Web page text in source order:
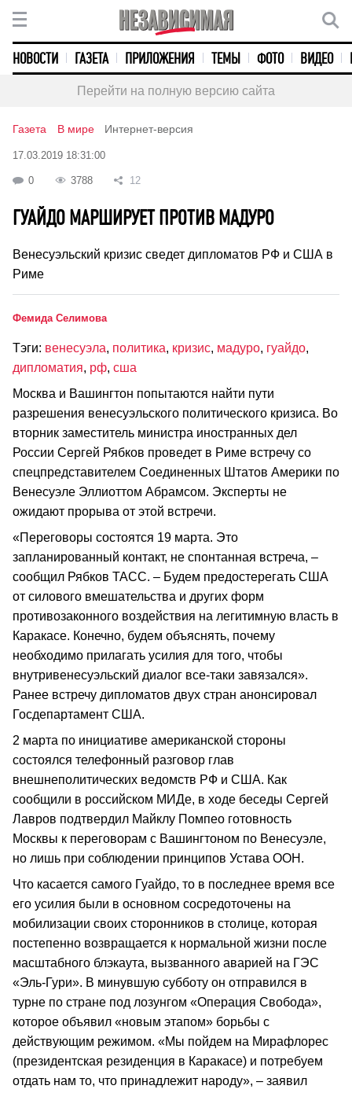
НОВОСТИ ГАЗЕТА ПРИЛОЖЕНИЯ ТЕМЫ ФОТО ВИДЕО
Перейти на полную версию сайта
Газета В мире Интернет-версия
17.03.2019 18:31:00
0 3788 12
ГУАЙДО МАРШИРУЕТ ПРОТИВ МАДУРО
Венесуэльский кризис сведет дипломатов РФ и США в
Риме
Фемида Селимова
Тэги: венесуэла, политика, кризис, мадуро, гуайдо,
дипломатия, рф, сша
Москва и Вашингтон попытаются найти пути
разрешения венесуэльского политического кризиса. Во
вторник заместитель министра иностранных дел
России Сергей Рябков проведет в Риме встречу со
спецпредставителем Соединенных Штатов Америки по
Венесуэле Эллиоттом Абрамсом. Эксперты не
ожидают прорыва от этой встречи.
«Переговоры состоятся 19 марта. Это
запланированный контакт, не спонтанная встреча, –
сообщил Рябков ТАСС. – Будем предостерегать США
от силового вмешательства и других форм
противозаконного воздействия на легитимную власть в
Каракасе. Конечно, будем объяснять, почему
необходимо прилагать усилия для того, чтобы
внутривенесуэльский диалог все-таки завязался».
Ранее встречу дипломатов двух стран анонсировал
Госдепартамент США.
2 марта по инициативе американской стороны
состоялся телефонный разговор глав
внешнеполитических ведомств РФ и США. Как
сообщили в российском МИДе, в ходе беседы Сергей
Лавров подтвердил Майклу Помпео готовность
Москвы к переговорам с Вашингтоном по Венесуэле,
но лишь при соблюдении принципов Устава ООН.
Что касается самого Гуайдо, то в последнее время все
его усилия были в основном сосредоточены на
мобилизации своих сторонников в столице, которая
постепенно возвращается к нормальной жизни после
масштабного блэкаута, вызванного аварией на ГЭС
«Эль-Гури». В минувшую субботу он отправился в
турне по стране под лозунгом «Операция Свобода»,
которое объявил «новым этапом» борьбы с
действующим режимом. «Мы пойдем на Мирафлорес
(президентская резиденция в Каракасе) и потребуем
отдать нам то, что принадлежит народу», – заявил